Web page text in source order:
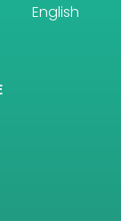
English